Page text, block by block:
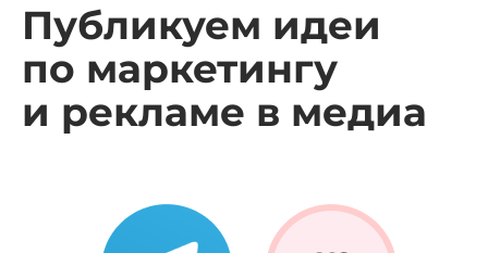
Публикуем идеи
по маркетингу
и рекламе в медиа